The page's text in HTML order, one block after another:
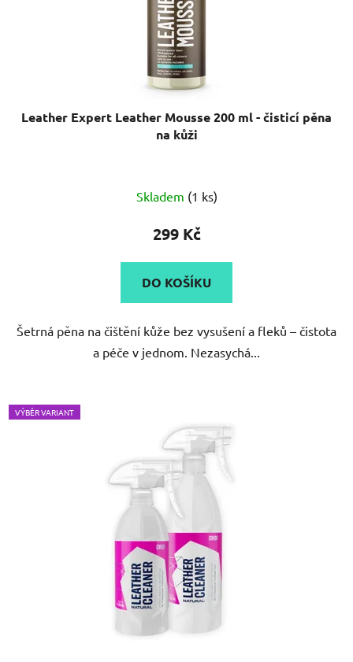
Leather Expert Leather Mousse 200 ml - čisticí pěna
na kůži
Skladem (1 ks)
299 Kč
DO KOŠÍKU
Šetrná pěna na čištění kůže bez vysušení a fleků – čistota
a péče v jednom. Nezasychá...
VÝBĚR VARIANT